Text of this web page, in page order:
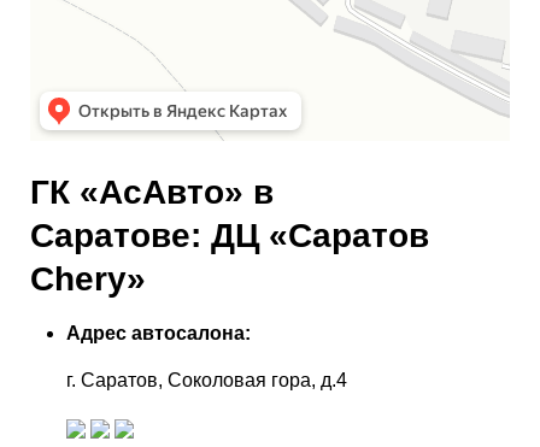
ГК «АсАвто» в
Саратове: ДЦ «Саратов
Chery»
Адрес автосалона:
г. Саратов, Соколовая гора, д.4